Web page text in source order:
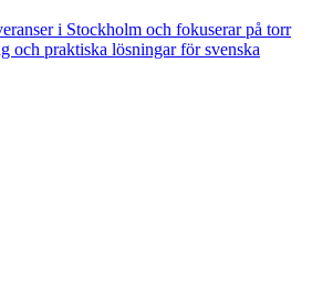
i Stockholm och fokuserar på torr
och praktiska lösningar för svenska